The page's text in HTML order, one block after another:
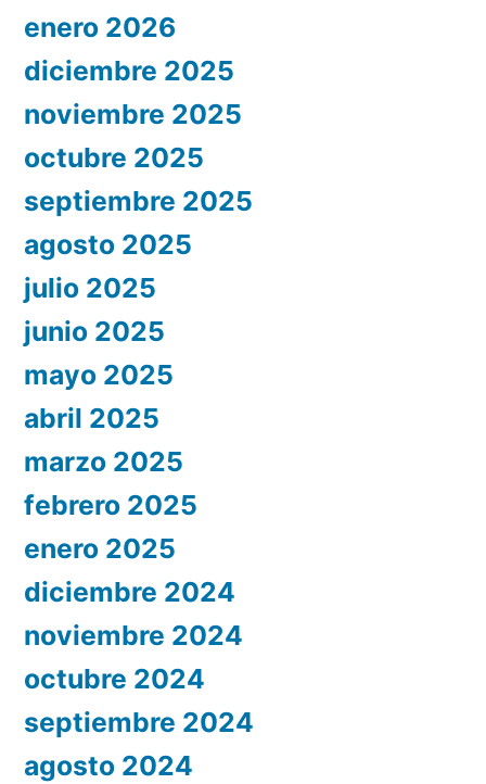
enero 2026
diciembre 2025
noviembre 2025
octubre 2025
septiembre 2025
agosto 2025
julio 2025
junio 2025
mayo 2025
abril 2025
marzo 2025
febrero 2025
enero 2025
diciembre 2024
noviembre 2024
octubre 2024
septiembre 2024
agosto 2024